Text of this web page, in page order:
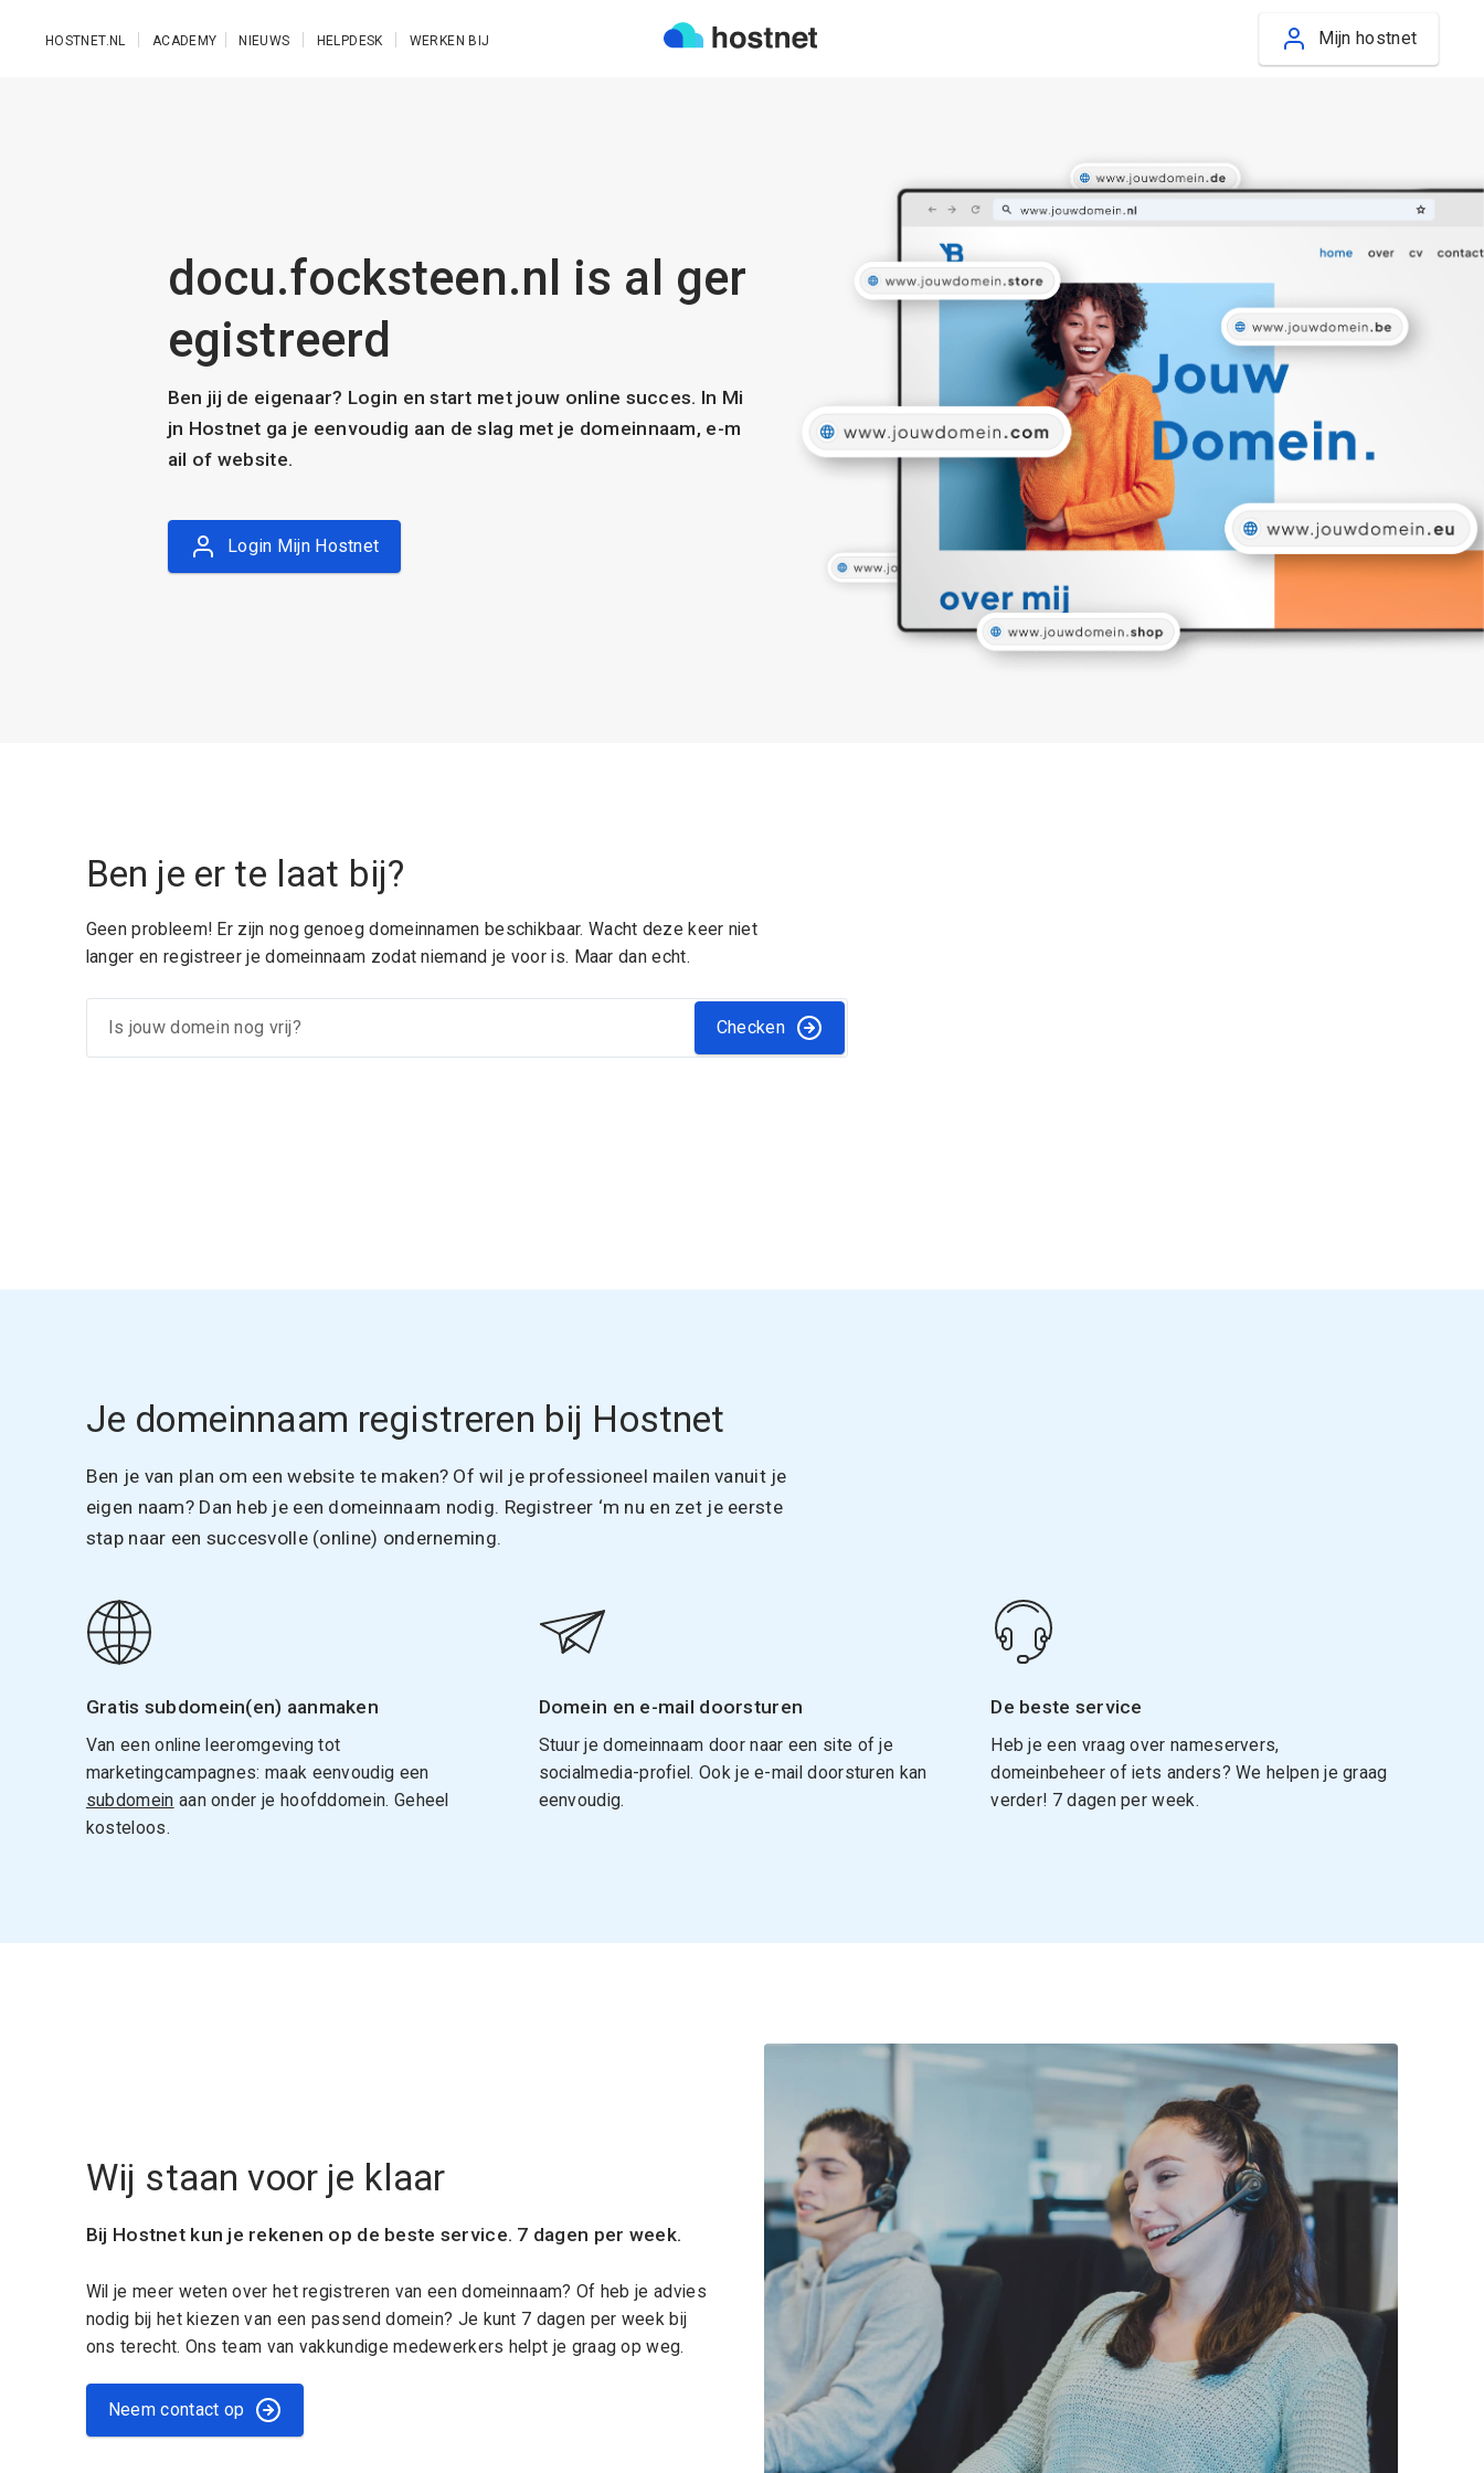
HOSTNET.NL ACADEMY NIEUWS HELPDESK WERKEN BIJ Mijn hostnet
docu.focksteen.nl is al ger
egistreerd
Ben jij de eigenaar? Login en start met jouw online succes. In Mi
jn Hostnet ga je eenvoudig aan de slag met je domeinnaam, e-m
ail of website.
Login Mijn Hostnet
Ben je er te laat bij?
Geen probleem! Er zijn nog genoeg domeinnamen beschikbaar. Wacht deze keer niet
langer en registreer je domeinnaam zodat niemand je voor is. Maar dan echt.
Checken
Je domeinnaam registreren bij Hostnet
Ben je van plan om een website te maken? Of wil je professioneel mailen vanuit je
eigen naam? Dan heb je een domeinnaam nodig. Registreer ‘m nu en zet je eerste
stap naar een succesvolle (online) onderneming.
Gratis subdomein(en) aanmaken
Van een online leeromgeving tot
marketingcampagnes: maak eenvoudig een
subdomein aan onder je hoofddomein. Geheel
kosteloos.
Domein en e-mail doorsturen
Stuur je domeinnaam door naar een site of je
socialmedia-profiel. Ook je e-mail doorsturen kan
eenvoudig.
De beste service
Heb je een vraag over nameservers,
domeinbeheer of iets anders? We helpen je graag
verder! 7 dagen per week.
Wij staan voor je klaar
Bij Hostnet kun je rekenen op de beste service. 7 dagen per week.
Wil je meer weten over het registreren van een domeinnaam? Of heb je advies
nodig bij het kiezen van een passend domein? Je kunt 7 dagen per week bij
ons terecht. Ons team van vakkundige medewerkers helpt je graag op weg.
Neem contact op